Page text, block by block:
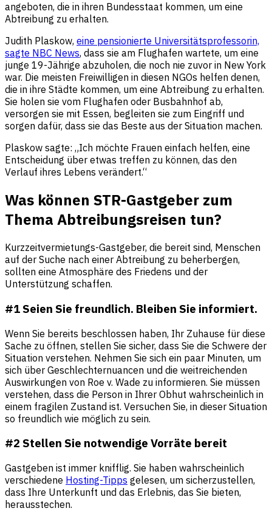
angeboten, die in ihren Bundesstaat kommen, um eine
Abtreibung zu erhalten.
Judith Plaskow, eine pensionierte Universitätsprofessorin,
sagte NBC News, dass sie am Flughafen wartete, um eine
junge 19-Jährige abzuholen, die noch nie zuvor in New York
war. Die meisten Freiwilligen in diesen NGOs helfen denen,
die in ihre Städte kommen, um eine Abtreibung zu erhalten.
Sie holen sie vom Flughafen oder Busbahnhof ab,
versorgen sie mit Essen, begleiten sie zum Eingriff und
sorgen dafür, dass sie das Beste aus der Situation machen.
Plaskow sagte: „Ich möchte Frauen einfach helfen, eine
Entscheidung über etwas treffen zu können, das den
Verlauf ihres Lebens verändert.“
Was können STR-Gastgeber zum
Thema Abtreibungsreisen tun?
Kurzzeitvermietungs-Gastgeber, die bereit sind, Menschen
auf der Suche nach einer Abtreibung zu beherbergen,
sollten eine Atmosphäre des Friedens und der
Unterstützung schaffen.
#1 Seien Sie freundlich. Bleiben Sie informiert.
Wenn Sie bereits beschlossen haben, Ihr Zuhause für diese
Sache zu öffnen, stellen Sie sicher, dass Sie die Schwere der
Situation verstehen. Nehmen Sie sich ein paar Minuten, um
sich über Geschlechternuancen und die weitreichenden
Auswirkungen von Roe v. Wade zu informieren. Sie müssen
verstehen, dass die Person in Ihrer Obhut wahrscheinlich in
einem fragilen Zustand ist. Versuchen Sie, in dieser Situation
so freundlich wie möglich zu sein.
#2 Stellen Sie notwendige Vorräte bereit
Gastgeben ist immer knifflig. Sie haben wahrscheinlich
verschiedene Hosting-Tipps gelesen, um sicherzustellen,
dass Ihre Unterkunft und das Erlebnis, das Sie bieten,
herausstechen.